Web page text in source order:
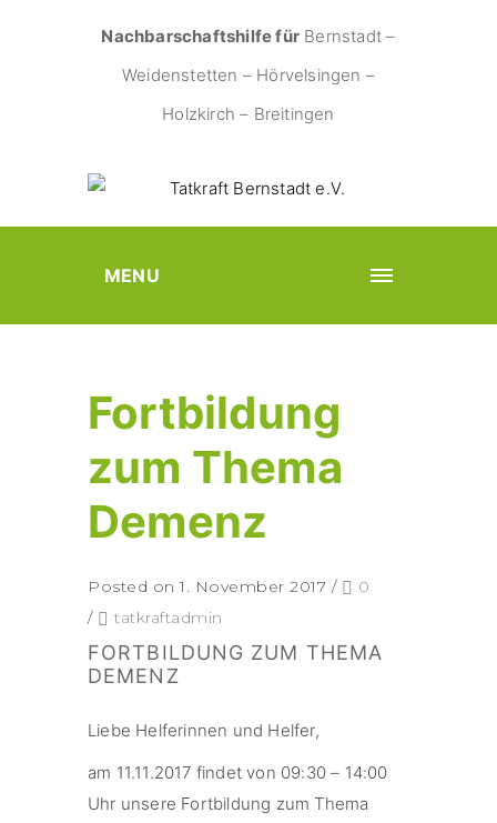
Nachbarschaftshilfe für Bernstadt –
Weidenstetten – Hörvelsingen –
Holzkirch – Breitingen
MENU
Fortbildung
zum Thema
Demenz
Posted on 1. November 2017 /
0
/
tatkraftadmin
FORTBILDUNG ZUM THEMA
DEMENZ
Liebe Helferinnen und Helfer,
am 11.11.2017 findet von 09:30 – 14:00
Uhr unsere Fortbildung zum Thema